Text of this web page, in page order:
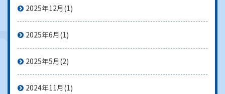
2025年12月 (1)
2025年6月 (1)
2025年5月 (2)
2024年11月 (1)